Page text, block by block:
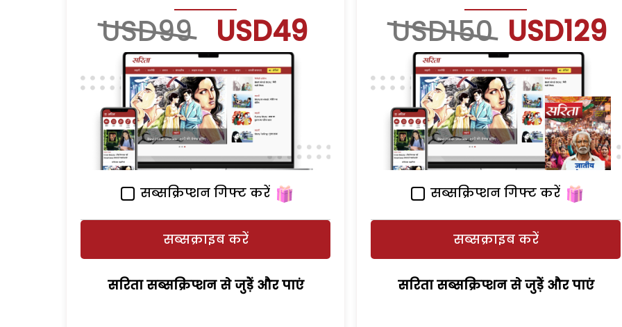
USD99 USD49
सब्सक्रिप्शन गिफ्ट करें
सब्सक्राइब करें
सरिता सब्सक्रिप्शन से जुड़ेें और पाएं
USD150 USD129
सब्सक्रिप्शन गिफ्ट करें
सब्सक्राइब करें
सरिता सब्सक्रिप्शन से जुड़ेें और पाएं